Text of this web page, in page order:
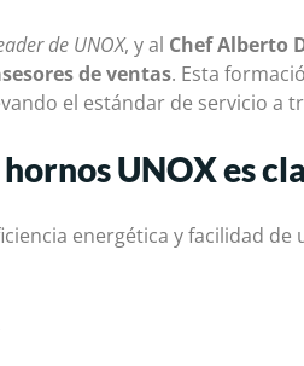
de UNOX, y al Chef Alberto
de ventas. Esta
el estándar de servicio a
UNOX es
energética y facilidad